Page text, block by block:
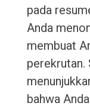
pada
Anda
membuat
perekrutan.
bahwa